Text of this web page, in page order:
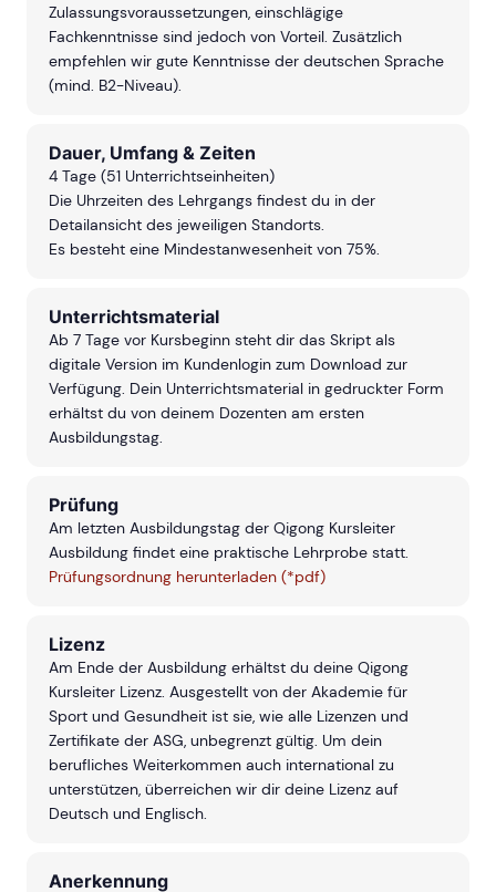
Zulassungsvoraussetzungen, einschlägige
Fachkenntnisse sind jedoch von Vorteil. Zusätzlich
empfehlen wir gute Kenntnisse der deutschen Sprache
(mind. B2-Niveau).
Dauer, Umfang & Zeiten
4 Tage (51 Unterrichtseinheiten)
Die Uhrzeiten des Lehrgangs findest du in der
Detailansicht des jeweiligen Standorts.
Es besteht eine Mindestanwesenheit von 75%.
Unterrichtsmaterial
Ab 7 Tage vor Kursbeginn steht dir das Skript als
digitale Version im Kundenlogin zum Download zur
Verfügung. Dein Unterrichtsmaterial in gedruckter Form
erhältst du von deinem Dozenten am ersten
Ausbildungstag.
Prüfung
Am letzten Ausbildungstag der Qigong Kursleiter
Ausbildung findet eine praktische Lehrprobe statt.
Prüfungsordnung herunterladen (*pdf)
Lizenz
Am Ende der Ausbildung erhältst du deine Qigong
Kursleiter Lizenz. Ausgestellt von der Akademie für
Sport und Gesundheit ist sie, wie alle Lizenzen und
Zertifikate der ASG, unbegrenzt gültig. Um dein
berufliches Weiterkommen auch international zu
unterstützen, überreichen wir dir deine Lizenz auf
Deutsch und Englisch.
Anerkennung